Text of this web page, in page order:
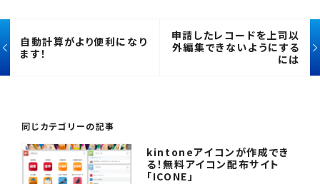
自動計算がより便利になり
ます！
申請したレコードを上司以
外編集できないようにする
には
同じカテゴリーの記事
kintoneアイコンが作成でき
る！無料アイコン配布サイト
「ICONE」